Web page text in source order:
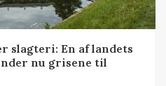
slagteri: En af landets
nu grisene til